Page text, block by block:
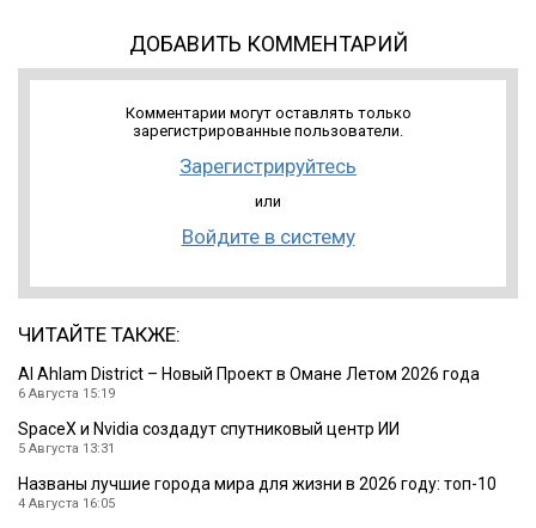
ДОБАВИТЬ КОММЕНТАРИЙ
Комментарии могут оставлять только
зарегистрированные пользователи.
Зарегистрируйтесь
или
Войдите в систему
ЧИТАЙТЕ ТАКЖЕ:
Al Ahlam District – Новый Проект в Омане Летом 2026 года
6 Августа 15:19
SpaceX и Nvidia создадут спутниковый центр ИИ
5 Августа 13:31
Названы лучшие города мира для жизни в 2026 году: топ-10
4 Августа 16:05